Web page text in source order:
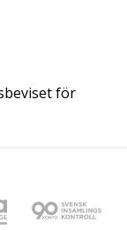
för